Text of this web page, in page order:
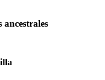
ancestrales